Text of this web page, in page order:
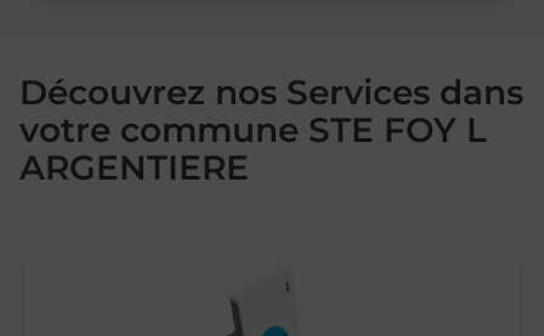
Découvrez nos Services dans
votre commune STE FOY L
ARGENTIERE